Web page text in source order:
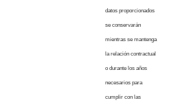
datos proporcionados
se conservarán
mientras se mantenga
la relación contractual
o durante los años
necesarios para
cumplir con las